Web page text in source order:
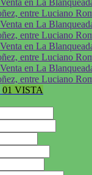
01 VISTA